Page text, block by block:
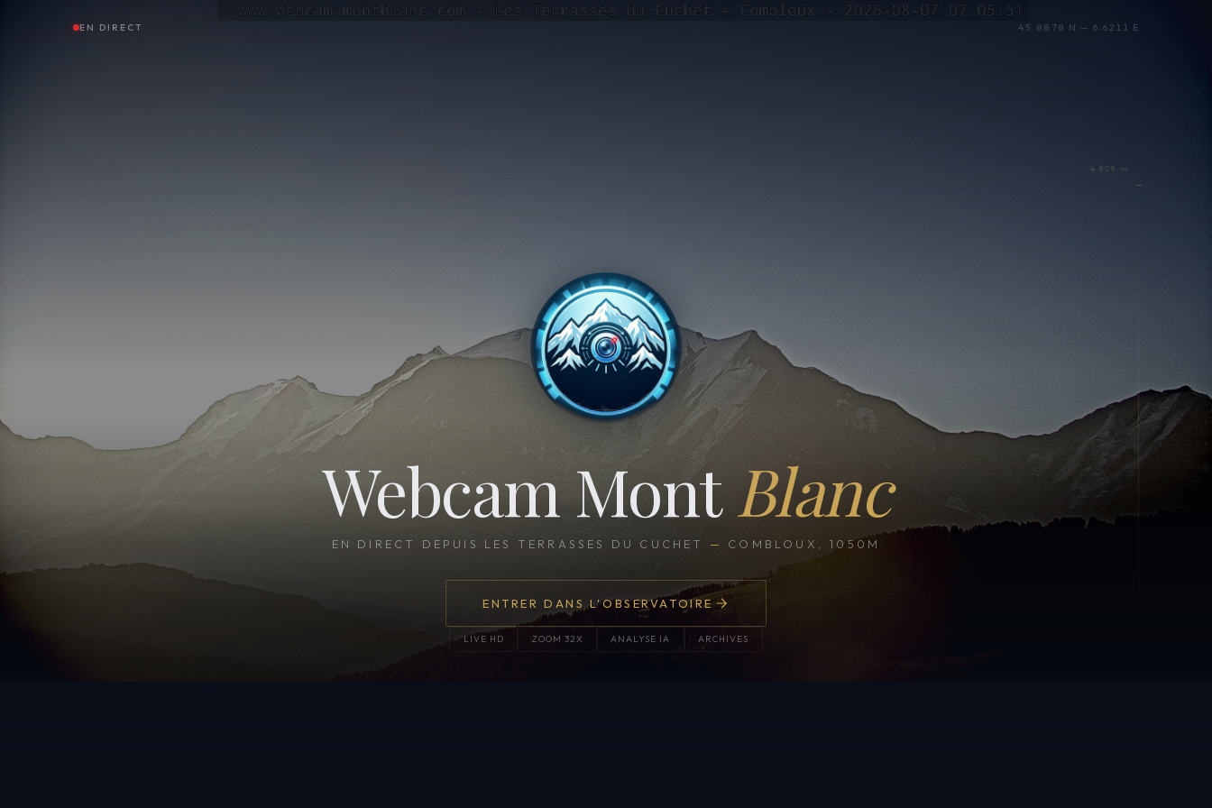
EN DIRECT 45.8878 N — 6.6211 E
Webcam MontBlanc
EN DIRECT DEPUIS LES TERRASSES DU CUCHET — COMBLOUX, 1050M
ENTRER DANS L'OBSERVATOIRE
LIVE HD ZOOM 32X ANALYSE IA ARCHIVES